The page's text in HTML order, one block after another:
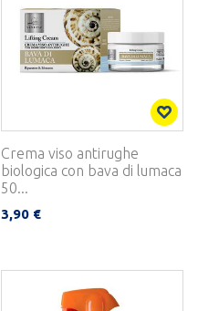
Crema viso antirughe
biologica con bava di lumaca
50...
3,90 €